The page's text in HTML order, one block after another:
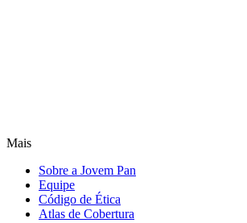
Mais
Sobre a Jovem Pan
Equipe
Código de Ética
Atlas de Cobertura